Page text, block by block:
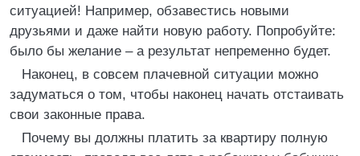
ситуацией! Например, обзавестись новыми
друзьями и даже найти новую работу. Попробуйте:
было бы желание – а результат непременно будет.
Наконец, в совсем плачевной ситуации можно
задуматься о том, чтобы наконец начать отстаивать
свои законные права.
Почему вы должны платить за квартиру полную